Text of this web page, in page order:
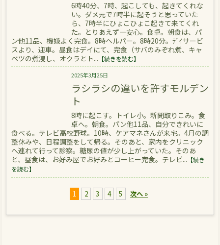
6時40分、7時、起こしても、起きてくれな
い。ダメ元で7時半に起そうと思っていた
ら、7時半にひょこひょこ起きて来てくれ
た。とりあえず一安心。食卓。朝食は、パ
ン他11品、機嫌よく完食。8時ヘルパー。8時20分。ﾃﾞｲサービ
スより、迎車。昼食はデイにて、完食（サバのみぞれ煮、キャ
ベツの煮浸し、オクラとト... 【続きを読む】
2025年3月25日
ラシラシの違いを許すモルデン
ト
8時に起こす。トイレ小。新聞取りこみ。食
卓へ。朝食。パン他11品、自分できれいに
食べる。テレビ高校野球。10時、ケアマネさんが来宅。4月の調
整休みや、日程調整をして帰る。そのあと、家内をクリニック
へ連れて行って診察。糖尿の値が少し上がっていた。そのあ
と、昼食は、お好み屋でお好みとコーヒー完食。テレビ... 【続き
を読む】
1 2 3 4 5 次へ »